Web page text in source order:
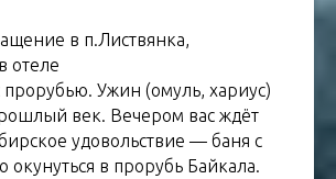
в п.Листвянка,
отеле
прорубью. Ужин (омуль, хариус)
век. Вечером вас ждёт
удовольствие — баня с
окунуться в прорубь Байкала.